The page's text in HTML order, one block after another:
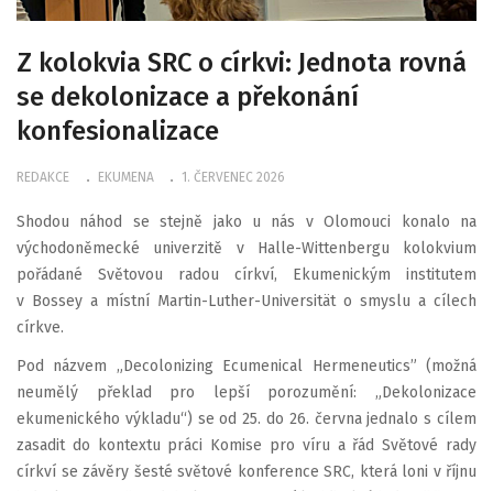
Z kolokvia SRC o církvi: Jednota rovná
se dekolonizace a překonání
konfesionalizace
REDAKCE EKUMENA 1. ČERVENEC 2026
Shodou náhod se stejně jako u nás v Olomouci konalo na
východoněmecké univerzitě v Halle-Wittenbergu kolokvium
pořádané Světovou radou církví, Ekumenickým institutem
v Bossey a místní Martin-Luther-Universität o smyslu a cílech
církve.
Pod názvem „Decolonizing Ecumenical Hermeneutics” (možná
neumělý překlad pro lepší porozumění: „Dekolonizace
ekumenického výkladu“) se od 25. do 26. června jednalo s cílem
zasadit do kontextu práci Komise pro víru a řád Světové rady
církví se závěry šesté světové konference SRC, která loni v říjnu